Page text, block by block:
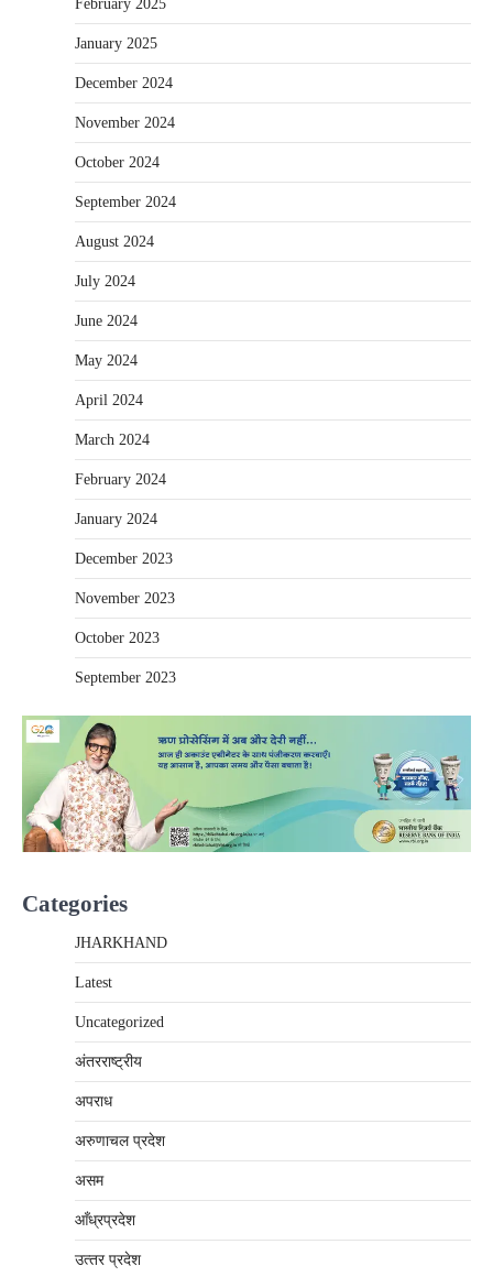
February 2025
January 2025
December 2024
November 2024
October 2024
September 2024
August 2024
July 2024
June 2024
May 2024
April 2024
March 2024
February 2024
January 2024
December 2023
November 2023
October 2023
September 2023
Categories
JHARKHAND
Latest
Uncategorized
अंतरराष्‍ट्रीय
अपराध
अरुणाचल प्रदेश
असम
आँध्रप्रदेश
उत्‍तर प्रदेश